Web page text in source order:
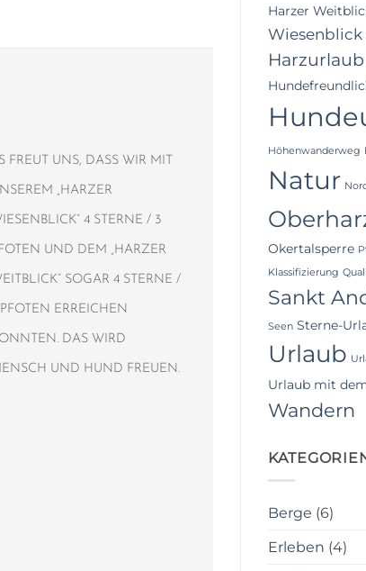
FREUT UNS, DASS WIR MIT
„HARZER
4 STERNE / 3
UND DEM „HARZER
SOGAR 4 STERNE /
ERREICHEN
DAS WIRD
UND HUND FREUEN.
Harzer
Wiesenblick
Harzurlaub
Höhenwanderweg
Natur
Okertalsperre
Klassifizierung
Sankt
Seen Sterne-
Urlaub
Urlaub mit
Wandern
Berge (6)
Erleben (4)